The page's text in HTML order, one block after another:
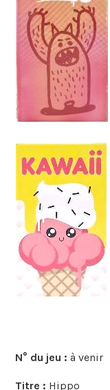
N° du jeu :à venir
Titre : Hippo